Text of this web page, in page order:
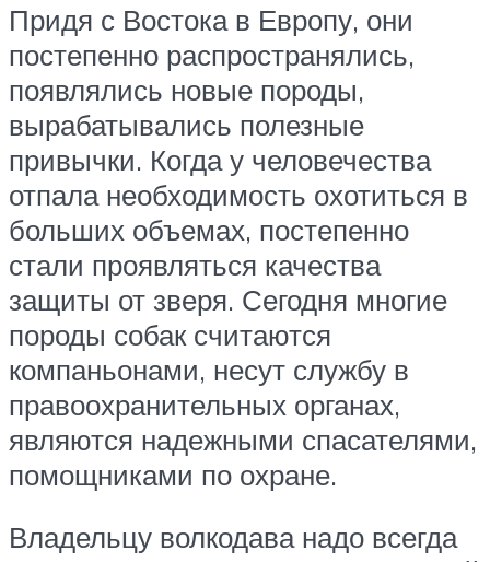
Придя с Востока в Европу, они
постепенно распространялись,
появлялись новые породы,
вырабатывались полезные
привычки. Когда у человечества
отпала необходимость охотиться в
больших объемах, постепенно
стали проявляться качества
защиты от зверя. Сегодня многие
породы собак считаются
компаньонами, несут службу в
правоохранительных органах,
являются надежными спасателями,
помощниками по охране.
Владельцу волкодава надо всегда